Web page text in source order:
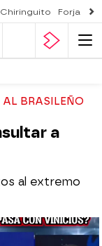
Chiringuito Forjado
AL BRASILEÑO
a
al extremo